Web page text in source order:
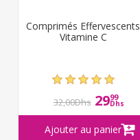
Comprimés Effervescents
Vitamine C
32,00Dhs 2999
Dhs